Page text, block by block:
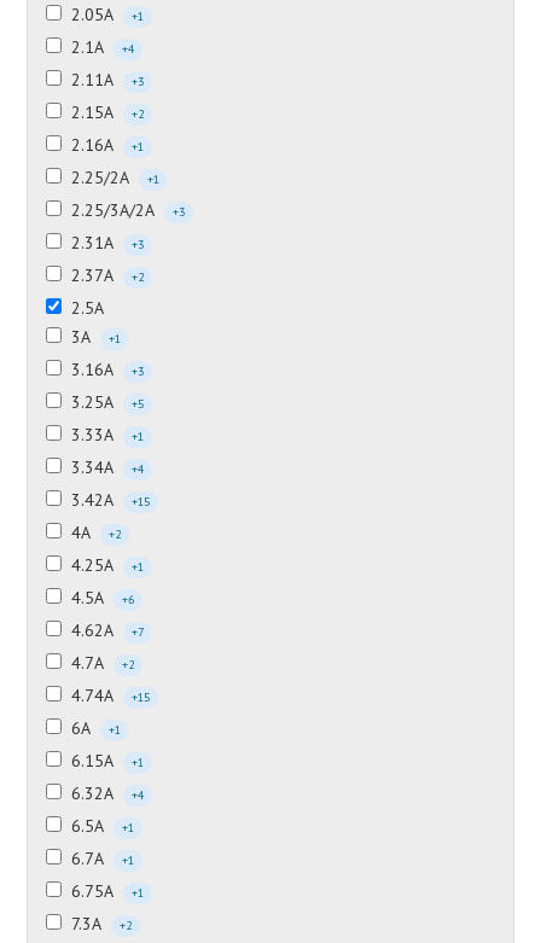
2.05А +1
2.1А +4
2.11А +3
2.15А +2
2.16А +1
2.25/2А +1
2.25/3А/2А +3
2.31А +3
2.37А +2
2.5А
3А
+1
3.16А +3
3.25А +5
3.33А +1
3.34А +4
3.42А +15
4А +2
4.25А +1
4.5А +6
4.62А +7
4.7А +2
4.74А +15
6А +1
6.15А +1
6.32А +4
6.5А +1
6.7А +1
6.75А +1
7.3А +2